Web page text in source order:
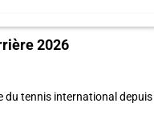
2026
du tennis international depuis